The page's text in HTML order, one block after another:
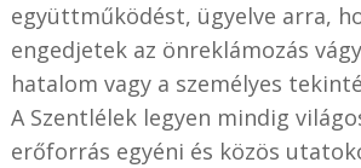
együttműködést, ügyelve arra,
engedjetek az önreklámozás
hatalom vagy a személyes
A Szentlélek legyen mindig
erőforrás egyéni és közös